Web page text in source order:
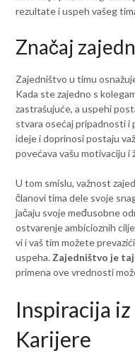
rezultate i uspeh vašeg
Značaj
Zajedništvo u timu
Kada ste zajedno s
zastrašujuće, a uspehi
stvara osećaj pripadnosti i
ideje i doprinosi postaju
povećava vašu motivaciju
U tom smislu, važnost
članovi tima dele svoje
jačaju svoje međusobne
ostvarenje ambicioznih
vi i vaš tim možete
uspeha. Zajedništvo je
primena ove vrednosti
Inspiracija
Karijere